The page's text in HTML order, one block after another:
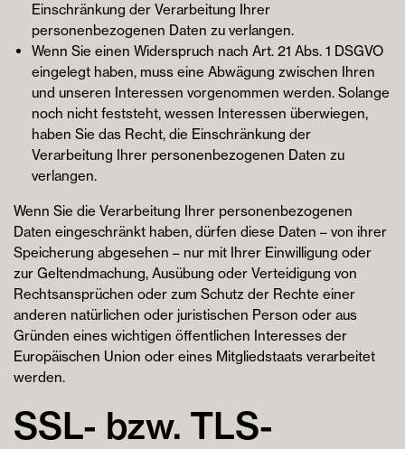
Einschränkung der Verarbeitung Ihrer
personenbezogenen Daten zu verlangen.
Wenn Sie einen Widerspruch nach Art. 21 Abs. 1 DSGVO
eingelegt haben, muss eine Abwägung zwischen Ihren
und unseren Interessen vorgenommen werden. Solange
noch nicht feststeht, wessen Interessen überwiegen,
haben Sie das Recht, die Einschränkung der
Verarbeitung Ihrer personenbezogenen Daten zu
verlangen.
Wenn Sie die Verarbeitung Ihrer personenbezogenen
Daten eingeschränkt haben, dürfen diese Daten – von ihrer
Speicherung abgesehen – nur mit Ihrer Einwilligung oder
zur Geltendmachung, Ausübung oder Verteidigung von
Rechtsansprüchen oder zum Schutz der Rechte einer
anderen natürlichen oder juristischen Person oder aus
Gründen eines wichtigen öffentlichen Interesses der
Europäischen Union oder eines Mitgliedstaats verarbeitet
werden.
SSL- bzw. TLS-